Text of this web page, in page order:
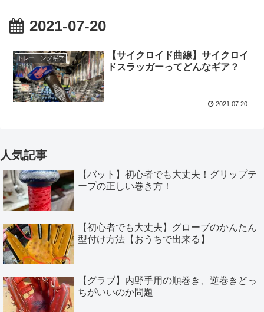
2021-07-20
トレーニングギア
【サイクロイド曲線】サイクロイ
ドスラッガーってどんなギア？
2021.07.20
人気記事
【バット】初心者でも大丈夫！グリップテ
ープの正しい巻き方！
【初心者でも大丈夫】グローブのかんたん
型付け方法【おうちで出来る】
【グラブ】内野手用の順巻き、逆巻きどっ
ちがいいのか問題